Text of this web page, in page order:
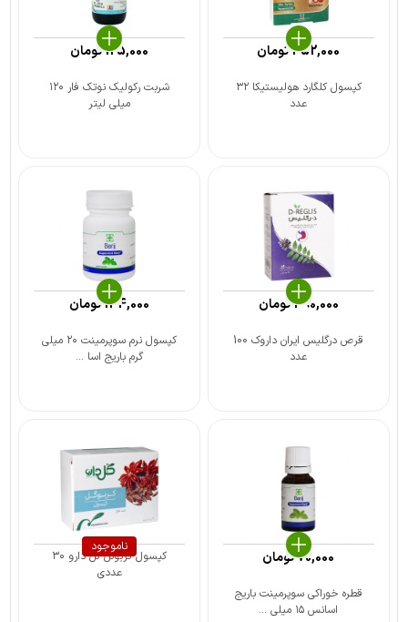
کپسول کلگارد هولیستیکا ۳۲
عدد
352,000تومان
شربت رکولیک نوتک فار ۱۲۰
میلی لیتر
125,000تومان
قرص درگلیس ایران داروک 100
عدد
390,000تومان
کپسول نرم سوپرمینت ۲۰ میلی
گرم باریج اسا ...
144,000تومان
قطره خوراکی سوپرمینت باریج
اسانس ۱۵ میلی ...
70,000تومان
ناموجود
کپسول کربوگل گل دارو ۳۰
عددی